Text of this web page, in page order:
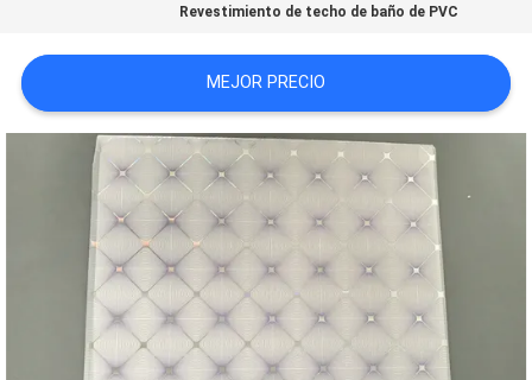
PIDA
UNA
MAPA
Revestimiento de techo de baño de PVC
MEJOR PRECIO